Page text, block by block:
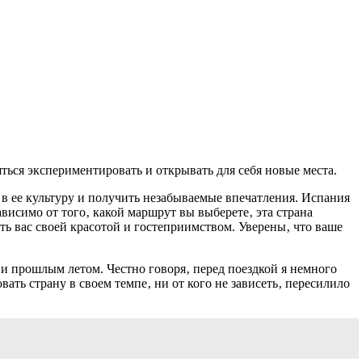
экспериментировать и открывать для себя новые места.
ее культуру и получить незабываемые впечатления. Испания
от того‚ какой маршрут вы выберете‚ эта страна
вас своей красотой и гостеприимством. Уверены‚ что ваше
прошлым летом. Честно говоря‚ перед поездкой я немного
страну в своем темпе‚ ни от кого не зависеть‚ пересилило